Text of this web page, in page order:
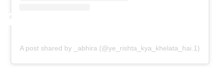
A post shared by _abhira (@ye_rishta_kya_khelata_hai.1)